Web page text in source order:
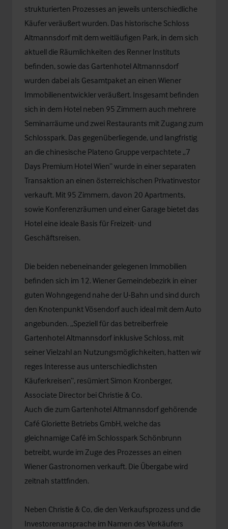
strukturierten Prozesses an jeweils unterschiedliche
Käufer veräußert wurden. Das historische Schloss
Altmannsdorf mit dem weitläufigen Park, in dem sich
aktuell die Räumlichkeiten des Renner Instituts
befinden, sowie das Gartenhotel Altmannsdorf
wurden dabei als Gesamtpaket an einen Wiener
Immobilienentwickler veräußert. Insgesamt befinden
sich in dem Hotel neben 95 Zimmern auch mehrere
Seminarräume und zwei Restaurants mit Zugang zum
Schlosspark. Das gegenüberliegende, und langfristig
an die chinesische Plateno Gruppe verpachtete „7
Days Premium Hotel Wien“ wurde in einer separaten
Transaktion an einen österreichischen Privatinvestor
verkauft. Mit 95 Zimmern, davon 20 Apartments,
sowie Konferenzräumen und einer Garage bietet das
Hotel eine ideale Basis für Freizeit- und
Geschäftsreisen.
Die beiden nebeneinander gelegenen Immobilien
befinden sich im 12. Wiener Gemeindebezirk in einer
guten Wohngegend nahe der U-Bahn und sind durch
den Knotenpunkt Vösendorf auch ideal mit dem Auto
angebunden. „Speziell für das betreiberfreie
Gartenhotel Altmannsdorf inklusive Schloss, mit
seiner Vielzahl an Nutzungsmöglichkeiten, hatten wir
reges Interesse aus unterschiedlichsten
Käuferkreisen“, resümiert Simon Kronberger,
Associate Director bei Christie & Co.
Auch die zum Gartenhotel Altmannsdorf gehörende
Café Gloriette Betriebs GmbH, welche das
gleichnamige Café im Schlosspark Schönbrunn
betreibt, wurde im Zuge des Prozesses an einen
Wiener Gastronomen verkauft. Die Übergabe wird
zeitnah stattfinden.
Neben Christie & Co, die den Verkaufsprozess und die
Investorenansprache im Namen des Verkäufers